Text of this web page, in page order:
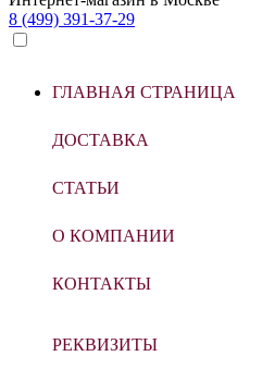
8 (499) 391-37-29
ГЛАВНАЯ СТРАНИЦА
ДОСТАВКА
СТАТЬИ
О КОМПАНИИ
КОНТАКТЫ
РЕКВИЗИТЫ